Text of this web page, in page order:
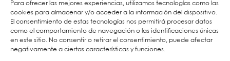
Para ofrecer las mejores experiencias, utilizamos tecnologías como las
cookies para almacenar y/o acceder a la información del dispositivo.
El consentimiento de estas tecnologías nos permitirá procesar datos
como el comportamiento de navegación o las identificaciones únicas
en este sitio. No consentir o retirar el consentimiento, puede afectar
negativamente a ciertas características y funciones.